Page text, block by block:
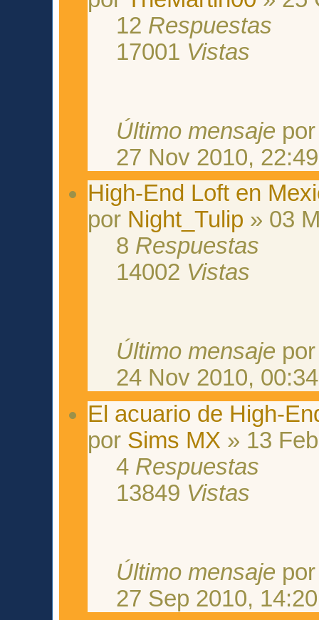
12 Respuestas
17001 Vistas
Último mensaje
27 Nov 2010, 22:49
High-End Loft en
por Night_Tulip » 03
8 Respuestas
14002 Vistas
Último mensaje
24 Nov 2010, 00:34
El acuario de High-
por Sims MX » 13
4 Respuestas
13849 Vistas
Último mensaje
27 Sep 2010, 14:20